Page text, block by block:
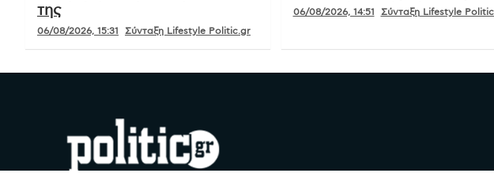
της
06/08/2026, 15:31 Σύνταξη Lifestyle Politic.gr
06/08/2026, 14:51 Σύνταξη Lifestyle